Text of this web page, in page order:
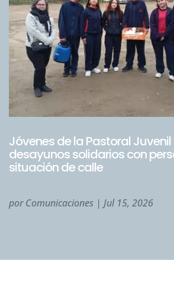
Jóvenes de la Pastoral
desayunos solidarios con
situación de calle
porComunicaciones | Jul 15, 2026